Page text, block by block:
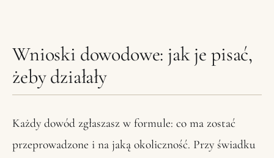
Wnioski dowodowe: jak je pisać,
żeby działały
Każdy dowód zgłaszasz w formule: co ma zostać
przeprowadzone i na jaką okoliczność. Przy świadku